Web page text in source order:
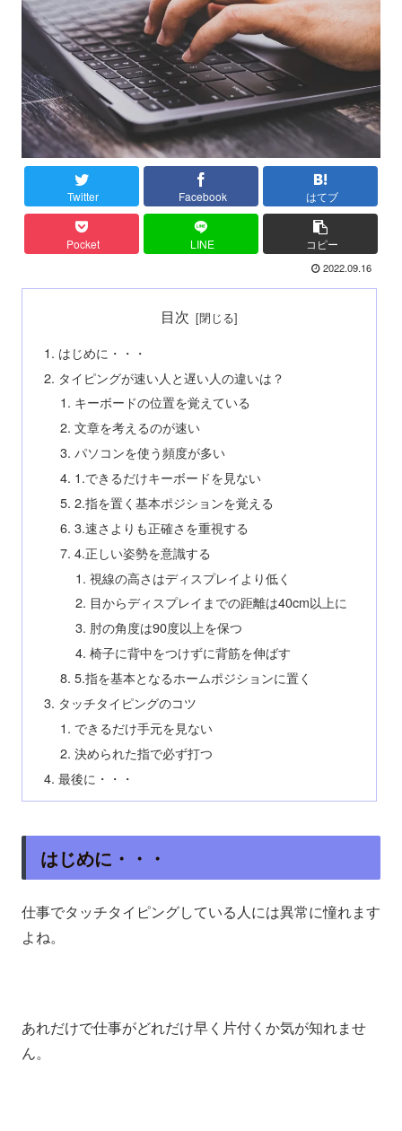
Twitter Facebook はてブ
Pocket LINE コピー
2022.09.16
目次
はじめに・・・
タイピングが速い人と遅い人の違いは？
キーボードの位置を覚えている
文章を考えるのが速い
パソコンを使う頻度が多い
1.できるだけキーボードを見ない
2.指を置く基本ポジションを覚える
3.速さよりも正確さを重視する
4.正しい姿勢を意識する
視線の高さはディスプレイより低く
目からディスプレイまでの距離は40cm以上に
肘の角度は90度以上を保つ
椅子に背中をつけずに背筋を伸ばす
5.指を基本となるホームポジションに置く
タッチタイピングのコツ
できるだけ手元を見ない
決められた指で必ず打つ
最後に・・・
はじめに・・・
仕事でタッチタイピングしている人には異常に憧れます
よね。
あれだけで仕事がどれだけ早く片付くか気が知れませ
ん。